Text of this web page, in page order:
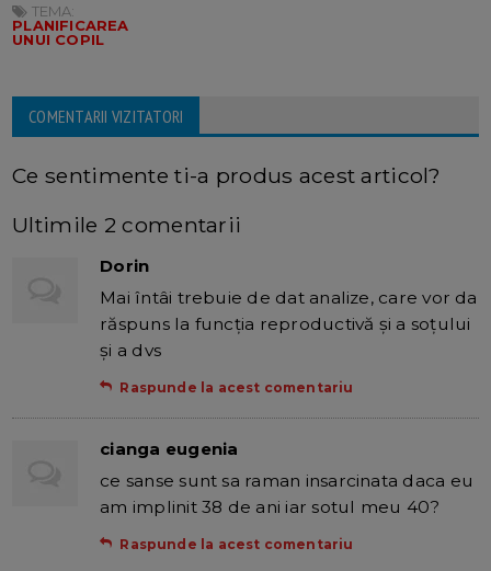
TEMA:
PLANIFICAREA
UNUI COPIL
COMENTARII VIZITATORI
Ce sentimente ti-a produs acest articol?
Ultimile 2 comentarii
Dorin
Mai întâi trebuie de dat analize, care vor da
răspuns la funcția reproductivă și a soțului
și a dvs
Raspunde la acest comentariu
cianga eugenia
ce sanse sunt sa raman insarcinata daca eu
am implinit 38 de ani iar sotul meu 40?
Raspunde la acest comentariu